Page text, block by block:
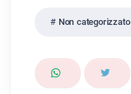
Non categorizzato